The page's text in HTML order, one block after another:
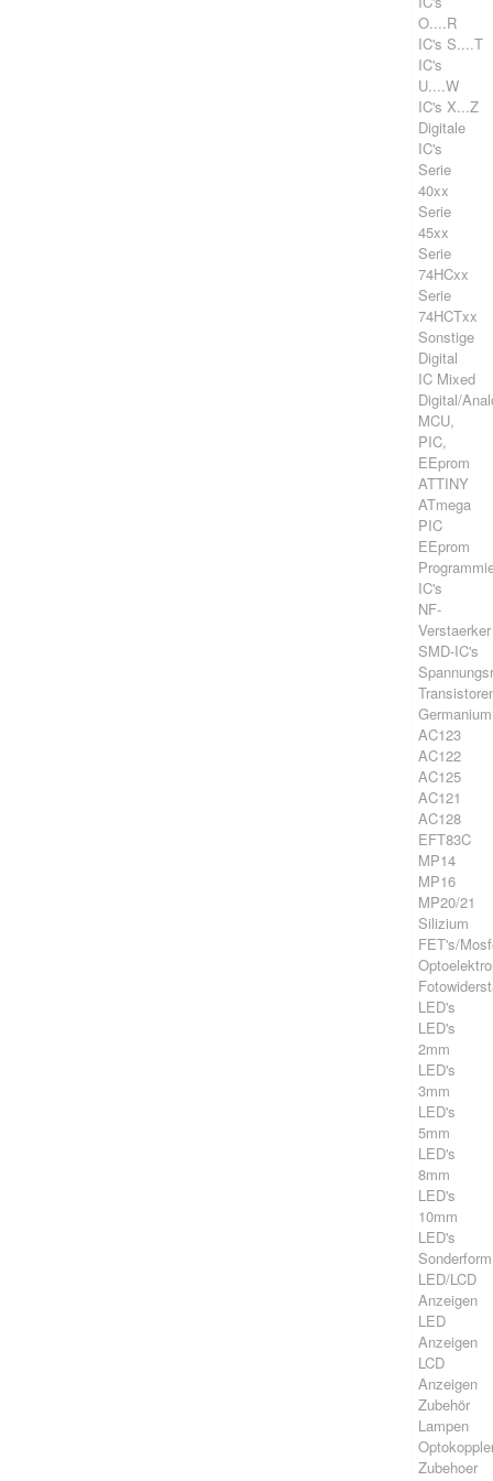
O....R
IC's S....T
IC's
U....W
IC's X...Z
Digitale
IC's
Serie
40xx
Serie
45xx
Serie
74HCxx
Serie
74HCTxx
Sonstige
Digital
IC Mixed
Digital/
MCU,
PIC,
EEprom
ATTINY
ATmega
PIC
EEprom
IC's
NF-
Verstaerker
SMD-IC's
Germanium
AC123
AC122
AC125
AC121
AC128
EFT83C
MP14
MP16
MP20/21
Silizium
FET's/
LED's
LED's
2mm
LED's
3mm
LED's
5mm
LED's
8mm
LED's
10mm
LED's
Sonderform
LED/LCD
Anzeigen
LED
Anzeigen
LCD
Anzeigen
Zubehör
Lampen
Zubehoer